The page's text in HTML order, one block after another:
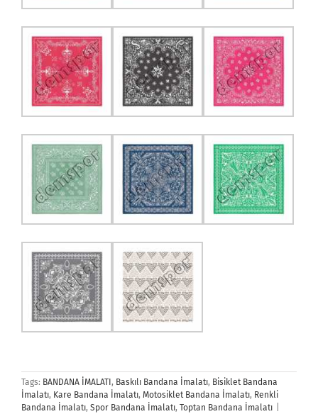
Tags: BANDANA İMALATI , Baskılı Bandana İmalatı, Bisiklet Bandana
İmalatı, Kare Bandana İmalatı, Motosiklet Bandana İmalatı, Renkli
Bandana İmalatı, Spor Bandana İmalatı, Toptan Bandana İmalatı